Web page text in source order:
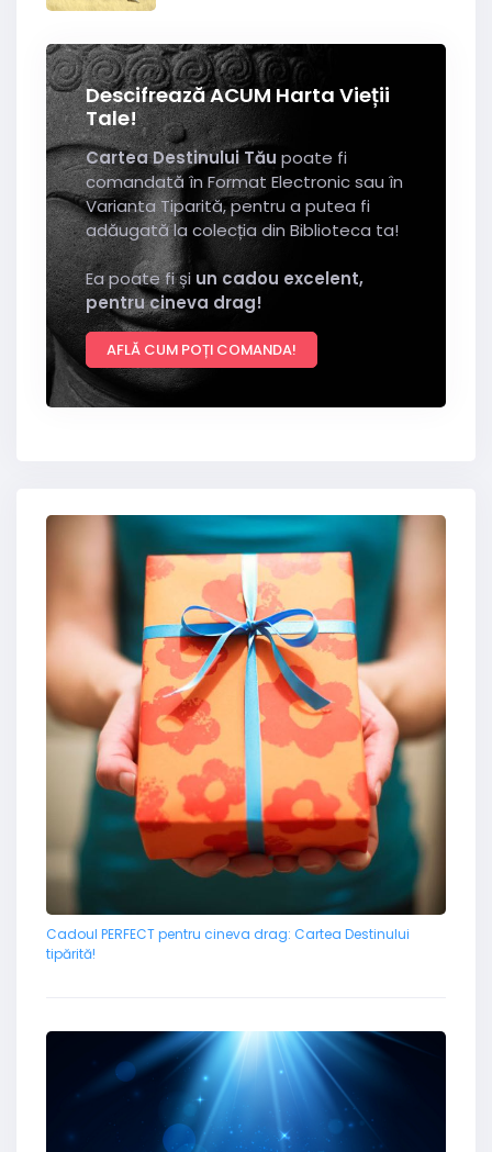
Descifrează ACUM Harta Vieții
Tale!
Cartea Destinului Tău poate fi
comandată în Format Electronic sau în
Varianta Tiparită, pentru a putea fi
adăugată la colecția din Biblioteca ta!
Ea poate fi și un cadou excelent,
pentru cineva drag!
AFLĂ CUM POȚI COMANDA!
Cadoul PERFECT pentru cineva drag: Cartea Destinului
tipărită!